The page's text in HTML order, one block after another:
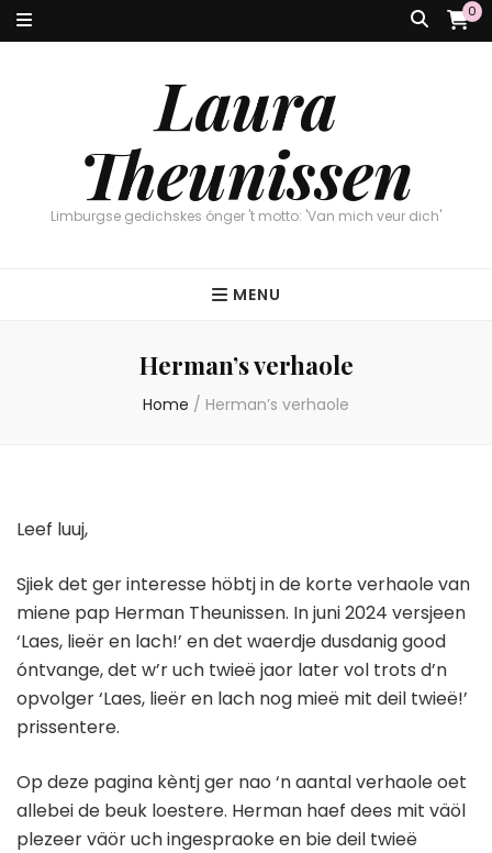
0
Laura
Theunissen
Limburgse gedichskes ónger 't motto: 'Van mich veur dich'
Herman’s verhaole
Home / Herman’s verhaole
Leef luuj,
Sjiek det ger interesse höbtj in de korte verhaole van
miene pap Herman Theunissen. In juni 2024 versjeen
‘Laes, lieër en lach!’ en det waerdje dusdanig good
óntvange, det w’r uch twieë jaor later vol trots d’n
opvolger ‘Laes, lieër en lach nog mieë mit deil twieë!’
prissentere.
Op deze pagina kèntj ger nao ‘n aantal verhaole oet
allebei de beuk loestere. Herman haef dees mit väöl
plezeer väör uch ingespraoke en bie deil twieë